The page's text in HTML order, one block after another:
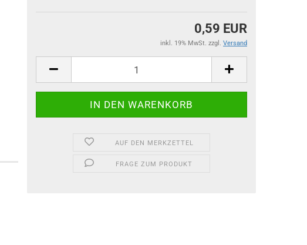
0,59 EUR
inkl. 19% MwSt. zzgl. Versand
AUF DEN MERKZETTEL
FRAGE ZUM PRODUKT